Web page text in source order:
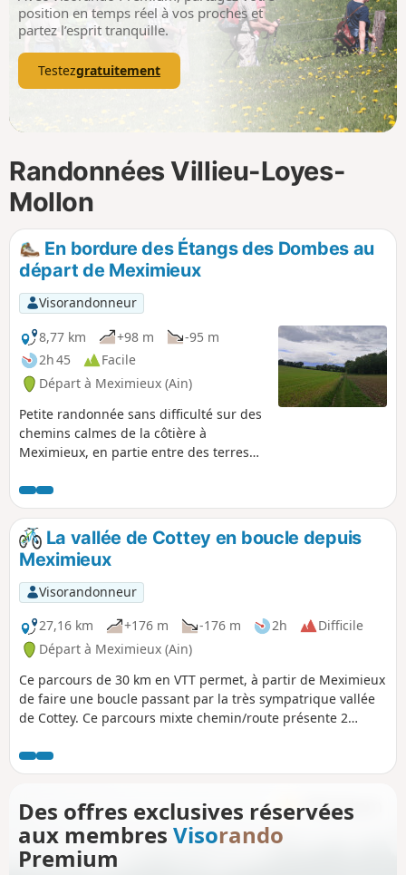
p
position en temps réel à vos proches et
partez l’esprit tranquille.
Testezgratuitement
Randonnées Villieu-Loyes-
Mollon
En bordure des Étangs des Dombes au
départ de Meximieux
Visorandonneur
8,77 km
+98 m
-95 m
2h 45
Facile
Départ à Meximieux (Ain)
Petite randonnée sans difficulté sur des
chemins calmes de la côtière à
Meximieux, en partie entre des terres
feuillus. C'est aussi un moyen de
s'approcher de quelques étangs de la
Dombes donc de côtoyer beaucoup
d'oiseaux. Au niveau de la Vierge de
Saint-Sulpice, un beau panorama
s'ouvre à nous découvrant la plaine de
l'Ain, le Bugey et le Rhône et même les
Alpes suivant le temps.
La vallée de Cottey en boucle depuis
Meximieux
Visorandonneur
27,16 km
+176 m -176 m 2h
Difficile
Départ à Meximieux (Ain)
Ce parcours de 30 km en VTT permet, à partir de Meximieux
de faire une boucle passant par la très sympatrique vallée
de Cottey. Ce parcours mixte chemin/route présente 2
caillouteux instable. Il y a peu de dénivelé au total. Le
retour à travers les champs de maïs est parfois un peu
Des offres exclusives réservées
aux membres Visorando
Premium